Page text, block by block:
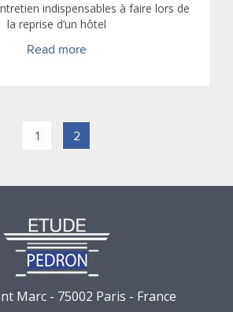
indispensables à faire lors de
la reprise d’un hôtel
Read more
1 2
Marc - 75002 Paris - France